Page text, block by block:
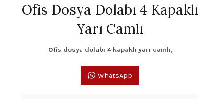
Ofis Dosya Dolabı 4 Kapaklı
Yarı Camlı
Ofis dosya dolabı 4 kapaklı yarı camlı,
WhatsApp